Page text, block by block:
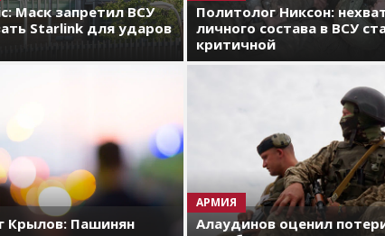
Маск запретил ВСУ
Starlink для ударов
Политолог Никсон:
личного состава в ВСУ
критичной
Крылов: Пашинян
АРМИЯ
Алаудинов оценил